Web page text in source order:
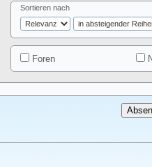
Sortieren nach
Foren